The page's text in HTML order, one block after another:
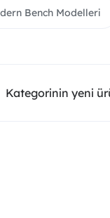
Bench Modelleri
Kategorinin yeni